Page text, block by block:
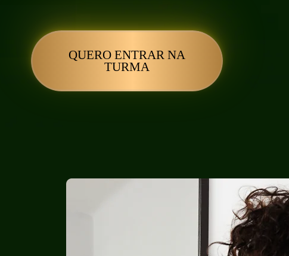
QUERO ENTRAR NA
TURMA